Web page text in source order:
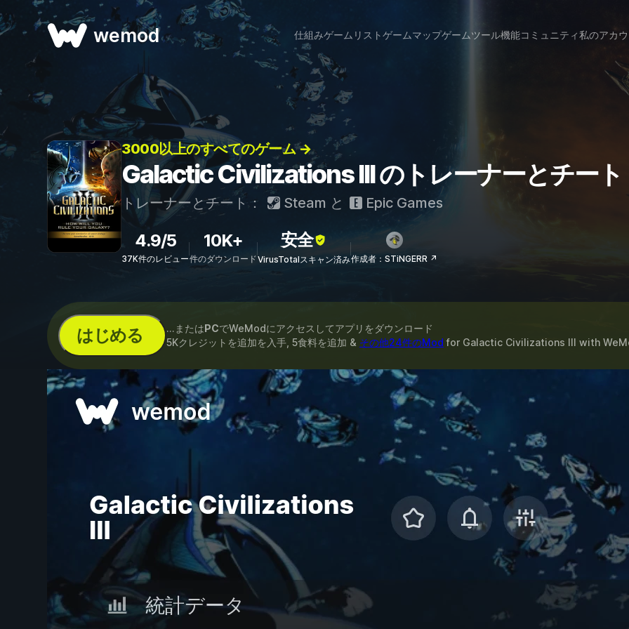
wemod 仕組みゲームリストゲームマップゲームツール機能コミュニティ私のアカ
3000以上のすべてのゲーム →
Galactic Civilizations III のトレーナーとチート
トレーナーとチート： Steam と Epic Games
4.9/5
37K件のレビュー
10K+
件のダウンロード
安全
VirusTotalスキャン済み作成者：STiNGERR ↗
はじめる ...またはPCでWeModにアクセスしてアプリをダウンロード
5Kクレジットを追加を入手, 5食料を追加 & その他24件のMod for Galactic Civilizations III with